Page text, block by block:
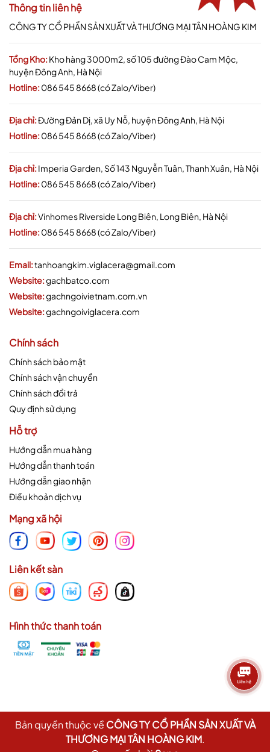
Thông tin liên hệ
CÔNG TY CỔ PHẦN SẢN XUẤT VÀ THƯƠNG MẠI TÂN HOÀNG KIM
Tổng Kho:Kho hàng 3000m2, số 105 đường Đào Cam Mộc,
huyện Đông Anh, Hà Nội
Hotline:086 545 8668 (có Zalo/Viber)
Địa chỉ:Đường Đản Dị, xã Uy Nỗ, huyện Đông Anh, Hà Nội
Hotline:086 545 8668 (có Zalo/Viber)
Địa chỉ:Imperia Garden, Số 143 Nguyễn Tuân, Thanh Xuân, Hà Nội
Hotline:086 545 8668 (có Zalo/Viber)
Địa chỉ:Vinhomes Riverside Long Biên, Long Biên, Hà Nội
Hotline:086 545 8668 (có Zalo/Viber)
Email:tanhoangkim.viglacera@gmail.com
Website:gachbatco.com
Website:gachngoivietnam.com.vn
Website:gachngoiviglacera.com
Chính sách
Chính sách bảo mật
Chính sách vận chuyển
Chính sách đổi trả
Quy định sử dụng
Hỗ trợ
Hướng dẫn mua hàng
Hướng dẫn thanh toán
Hướng dẫn giao nhận
Điều khoản dịch vụ
Mạng xã hội
Liên kết sàn
Hình thức thanh toán
Bản quyền thuộc về CÔNG TY CỔ PHẦN SẢN XUẤT VÀ
THƯƠNG MẠI TÂN HOÀNG KIM.